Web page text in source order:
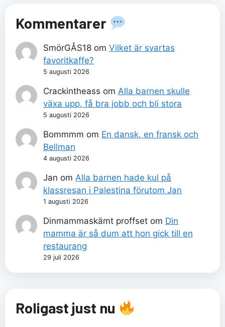
Kommentarer
SmörGÅS18 omVilket är svartas
favoritkaffe?
5 augusti 2026
Crackintheass om Alla barnen skulle
växa upp, få bra jobb och bli stora
5 augusti 2026
Bommmm om En dansk, en fransk och
Bellman
4 augusti 2026
Jan om Alla barnen hade kul på
klassresan i Palestina förutom Jan
1 augusti 2026
Dinmammaskämt proffset om Din
mamma är så dum att hon gick till en
restaurang
29 juli 2026
Roligast just nu